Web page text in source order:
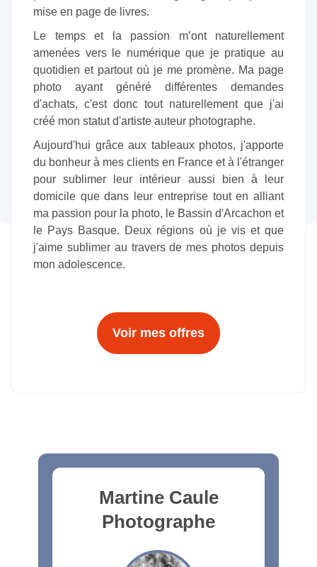
mise en page de livres.
Le temps et la passion m’ont naturellement
amenées vers le numérique que je pratique au
quotidien et partout où je me promène. Ma page
photo ayant généré différentes demandes
d'achats, c'est donc tout naturellement que j'ai
créé mon statut d'artiste auteur photographe.
Aujourd'hui grâce aux tableaux photos, j'apporte
du bonheur à mes clients en France et à l'étranger
pour sublimer leur intérieur aussi bien à leur
domicile que dans leur entreprise tout en alliant
ma passion pour la photo, le Bassin d'Arcachon et
le Pays Basque. Deux régions où je vis et que
j'aime sublimer au travers de mes photos depuis
mon adolescence.
Voir mes offres
Martine Caule
Photographe